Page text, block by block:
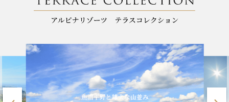
魚沼平野と雄大な山並み